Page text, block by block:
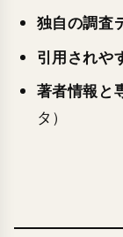
独自の調査
引用されや
著者情報と
タ）